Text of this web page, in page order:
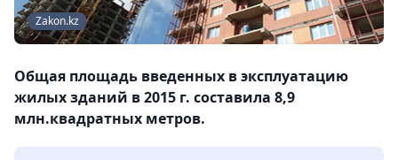
Zakon.kz
Общая площадь введенных в эксплуатацию
жилых зданий в 2015 г. составила 8,9
млн.квадратных метров.